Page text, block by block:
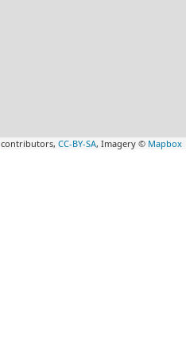
contributors, CC-BY-SA, Imagery © Mapbox